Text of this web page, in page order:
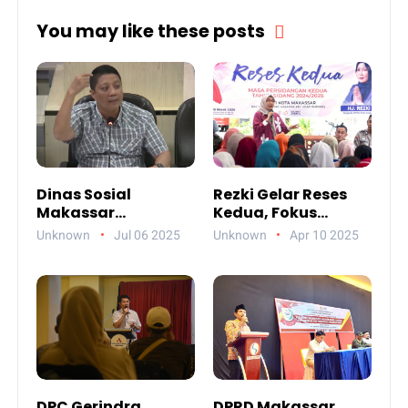
You may like these posts
Dinas Sosial
Makassar
Paparkan
Unknown Jul 06 2025
Rezki Gelar Reses
Kedua, Fokus
Perbaikan Drainase
Unknown Apr 10 2025